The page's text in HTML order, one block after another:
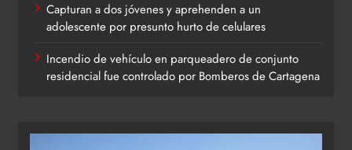
Capturan a dos jóvenes y aprehenden a un
adolescente por presunto hurto de celulares
Incendio de vehículo en parqueadero de conjunto
residencial fue controlado por Bomberos de Cartagena